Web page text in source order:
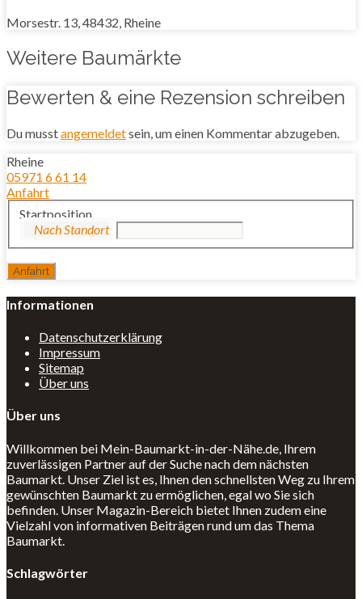
Morsestr. 13, 48432, Rheine
Weitere Baumärkte
Bewerten & eine Rezension schreiben
Du musstangemeldetsein, um einen Kommentar abzugeben.
Rheine
05971 6 61 14
Anfahrt
Startposition
Informationen
Datenschutzerklärung
Impressum
Sitemap
Über uns
Über uns
Willkommen bei Mein-Baumarkt-in-der-Nähe.de, Ihrem
zuverlässigen Partner auf der Suche nach dem nächsten
Baumarkt. Unser Ziel ist es, Ihnen den schnellsten Weg zu Ihrem
gewünschten Baumarkt zu ermöglichen, egal wo Sie sich
befinden. Unser Magazin-Bereich bietet Ihnen zudem eine
Vielzahl von informativen Beiträgen rund um das Thema
Baumarkt.
Schlagwörter